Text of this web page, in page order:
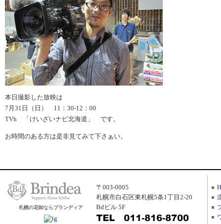
本日撮影した放映は
7月31日（日） 11：30-12：00
TVh 「けいざいナビ北海道」 です。
お時間のある方は是非見てみて下さぁい。
札幌の花卸ならブランディア
〒003-0005
札幌市白石区東札幌5条1丁目2-20
Bdビル 5F